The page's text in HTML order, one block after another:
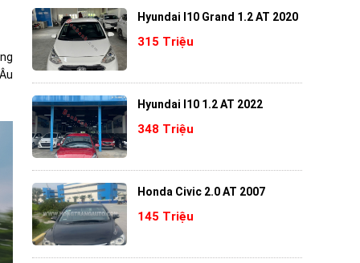
Hyundai I10 Grand 1.2 AT 2020
315 Triệu
Hyundai I10 1.2 AT 2022
348 Triệu
Honda Civic 2.0 AT 2007
145 Triệu